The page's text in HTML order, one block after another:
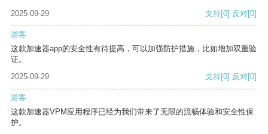
2025-09-29 支持[0] 反对[0]
游客
这款加速器app的安全性有待提高，可以加强防护措施，比如增加双重验
证。
2025-09-29
支持[0] 反对[0]
游客
这款加速器VPM应用程序已经为我们带来了无限的流畅体验和安全性保
护。